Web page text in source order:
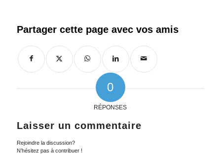
0
RÉPONSES
Laisser un commentaire
Rejoindre la discussion?
N’hésitez pas à contribuer !